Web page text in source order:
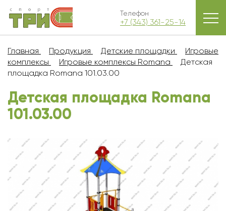
Телефон
+7 (343) 361-25-14
Главная Продукция Детские площадки
Игровые
комплексы
Игровые комплексы Romana
Детская
площадка Romana 101.03.00
Детская площадка Romana
101.03.00